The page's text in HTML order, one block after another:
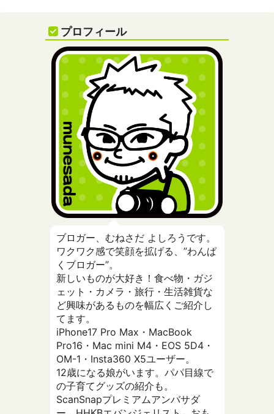
プロフィール
ブロガー、むねさだ よしろうです。
ワクワク感で笑顔を拡げる、”わんぱ
くブロガー”。
新しいものが大好き！食べ物・ガジ
ェット・カメラ・旅行・生活雑貨な
ど興味があるものを幅広くご紹介し
てます。
iPhone17 Pro Max・MacBook
Pro16・Mac mini M4・EOS 5D4・
OM-1・Insta360 X5ユーザー。
12歳になる娘がいます。パパ目線で
の子育てグッズの紹介も。
ScanSnapプレミアムアンバサダ